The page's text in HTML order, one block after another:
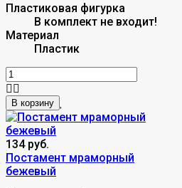
Пластиковая фигурка
В комплект не входит!
Материал
Пластик
В корзину
134 руб.
Постамент мраморный
бежевый